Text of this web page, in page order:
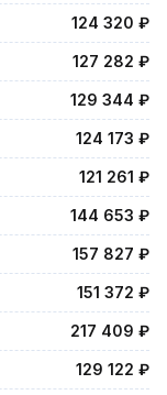
124 320 ₽
127 282 ₽
129 344 ₽
124 173 ₽
121 261 ₽
144 653 ₽
157 827 ₽
151 372 ₽
217 409 ₽
129 122 ₽